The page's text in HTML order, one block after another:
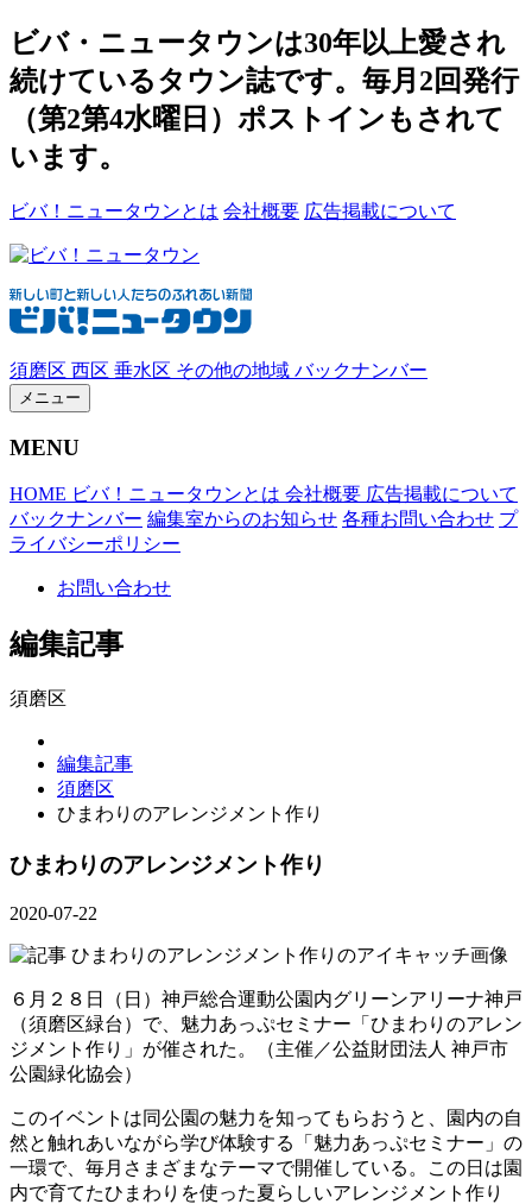
ビバ・ニュータウンは30年以上愛され
続けているタウン誌です。毎月2回発行
（第2第4水曜日）ポストインもされて
います。
ビバ！ニュータウンとは 会社概要 広告掲載について
須磨区 西区 垂水区 その他の地域 バックナンバー
メニュー
MENU
HOME ビバ！ニュータウンとは 会社概要 広告掲載について
バックナンバー 編集室からのお知らせ 各種お問い合わせ プ
ライバシーポリシー
お問い合わせ
編集記事
須磨区
編集記事
須磨区
ひまわりのアレンジメント作り
ひまわりのアレンジメント作り
2020-07-22
６月２８日（日）神戸総合運動公園内グリーンアリーナ神戸
（須磨区緑台）で、魅力あっぷセミナー「ひまわりのアレン
ジメント作り」が催された。（主催／公益財団法人 神戸市
公園緑化協会）
このイベントは同公園の魅力を知ってもらおうと、園内の自
然と触れあいながら学び体験する「魅力あっぷセミナー」の
一環で、毎月さまざまなテーマで開催している。この日は園
内で育てたひまわりを使った夏らしいアレンジメント作り